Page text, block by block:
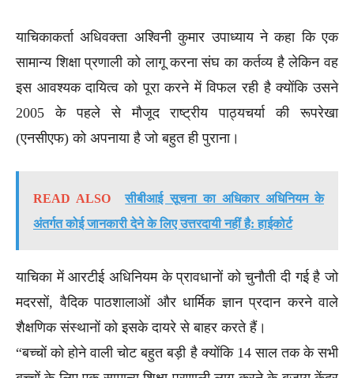
याचिकाकर्ता अधिवक्ता अश्विनी कुमार उपाध्याय ने कहा कि एक
सामान्य शिक्षा प्रणाली को लागू करना संघ का कर्तव्य है लेकिन वह
इस आवश्यक दायित्व को पूरा करने में विफल रही है क्योंकि उसने
2005 के पहले से मौजूद राष्ट्रीय पाठ्यचर्या की रूपरेखा
(एनसीएफ) को अपनाया है जो बहुत ही पुराना।
READ ALSO
सीबीआई सूचना का अधिकार अधिनियम के
अंतर्गत कोई जानकारी देने के लिए उत्तरदायी नहीं है: हाईकोर्ट
याचिका में आरटीई अधिनियम के प्रावधानों को चुनौती दी गई है जो
मदरसों, वैदिक पाठशालाओं और धार्मिक ज्ञान प्रदान करने वाले
शैक्षणिक संस्थानों को इसके दायरे से बाहर करते हैं।
“बच्चों को होने वाली चोट बहुत बड़ी है क्योंकि 14 साल तक के सभी